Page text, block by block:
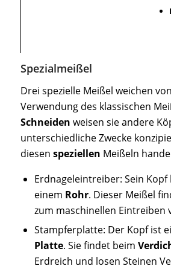
Spezialmeißel
Drei spezielle Meißel weichen
Verwendung des klassischen
Schneiden weisen sie andere
unterschiedliche Zwecke
diesen speziellen Meißeln
Erdnageleintreiber: Sein Kopf
einem Rohr. Dieser Meißel
zum maschinellen Eintreiben
Stampferplatte: Der Kopf ist
Platte. Sie findet beim
Erdreich und losen Steinen